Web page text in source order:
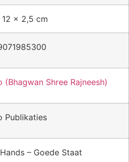
12 × 2,5 cm
(Bhagwan Shree Rajneesh)
Publikaties
– Goede Staat